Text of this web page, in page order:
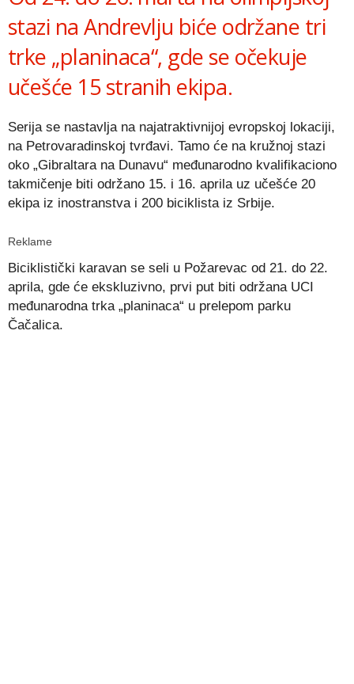
stazi na Andrevlju biće održane tri
trke „planinaca“, gde se očekuje
učešće 15 stranih ekipa.
Serija se nastavlja na najatraktivnijoj evropskoj lokaciji,
na Petrovaradinskoj tvrđavi. Tamo će na kružnoj stazi
oko „Gibraltara na Dunavu“ međunarodno kvalifikaciono
takmičenje biti održano 15. i 16. aprila uz učešće 20
ekipa iz inostranstva i 200 biciklista iz Srbije.
Reklame
Biciklistički karavan se seli u Požarevac od 21. do 22.
aprila, gde će ekskluzivno, prvi put biti održana UCI
međunarodna trka „planinaca“ u prelepom parku
Čačalica.